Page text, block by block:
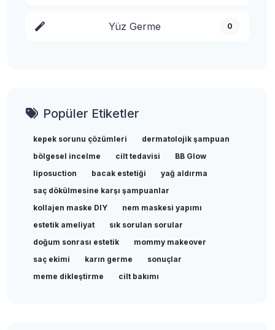
Yüz Germe 0
Popüler Etiketler
kepek sorunu çözümleri
dermatolojik şampuan
bölgesel incelme
cilt tedavisi
BB Glow
liposuction
bacak estetiği
yağ aldırma
saç dökülmesine karşı şampuanlar
kollajen maske DIY
nem maskesi yapımı
estetik ameliyat
sık sorulan sorular
doğum sonrası estetik
mommy makeover
saç ekimi
karın germe
sonuçlar
meme dikleştirme
cilt bakımı